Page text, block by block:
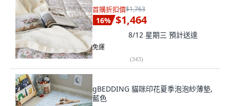
首購折扣價$1,763
16% $1,464
8/12 星期三 預計送達
免運
(343)
gBEDDING 貓咪印花夏季泡泡紗薄墊,
藍色